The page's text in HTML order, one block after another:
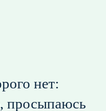
нет:
просыпаюсь